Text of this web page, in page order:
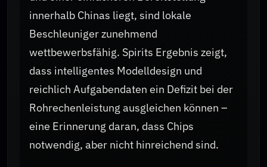
innerhalb Chinas liegt, sind lokale
Beschleuniger zunehmend
wettbewerbsfähig. Spirits Ergebnis zeigt,
dass intelligentes Modelldesign und
reichlich Aufgabendaten ein Defizit bei der
Rohrechenleistung ausgleichen können –
eine Erinnerung daran, dass Chips
notwendig, aber nicht hinreichend sind.